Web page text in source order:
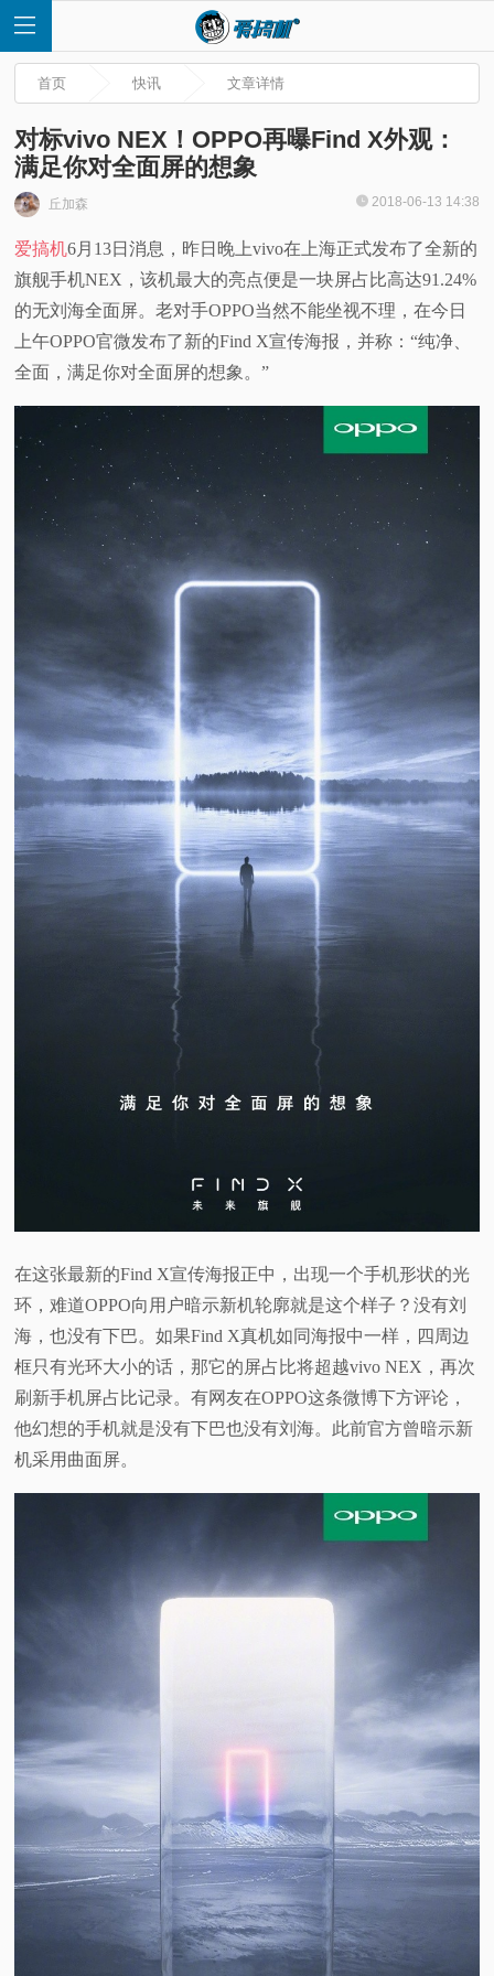
首
页
快
讯
体
验
专
首页 快讯 文章详情
对标vivo NEX！OPPO再曝Find X外观：
满足你对全面屏的想象
丘加森 2018-06-13 14:38
爱搞机6月13日消息，昨日晚上vivo在上海正式发布了全新的
旗舰手机NEX，该机最大的亮点便是一块屏占比高达91.24%
的无刘海全面屏。老对手OPPO当然不能坐视不理，在今日
上午OPPO官微发布了新的Find X宣传海报，并称：“纯净、
全面，满足你对全面屏的想象。”
在这张最新的Find X宣传海报正中，出现一个手机形状的光
环，难道OPPO向用户暗示新机轮廓就是这个样子？没有刘
海，也没有下巴。如果Find X真机如同海报中一样，四周边
框只有光环大小的话，那它的屏占比将超越vivo NEX，再次
刷新手机屏占比记录。有网友在OPPO这条微博下方评论，
他幻想的手机就是没有下巴也没有刘海。此前官方曾暗示新
机采用曲面屏。